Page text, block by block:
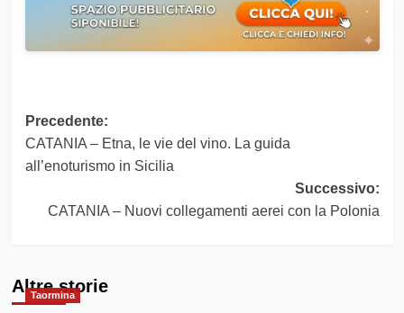
Navigazione
articolo
Precedente:
CATANIA – Etna, le vie del vino. La guida
all’enoturismo in Sicilia
Successivo:
CATANIA – Nuovi collegamenti aerei con la Polonia
Altre storie
Taormina